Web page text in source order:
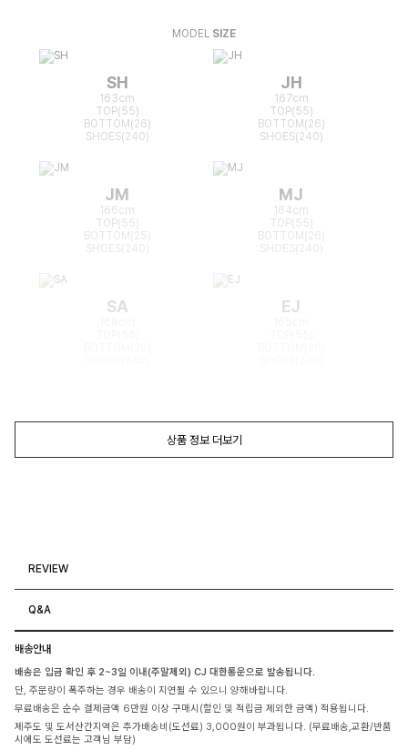
MODEL SIZE
SH
163cm
TOP(55)
BOTTOM(26)
SHOES(240)
JH
167cm
TOP(55)
BOTTOM(26)
SHOES(240)
JM
166cm
TOP(55)
BOTTOM(25)
MJ
164cm
TOP(55)
BOTTOM(26)
SA EJ
상품 정보 더보기
REVIEW
Q&A
배송안내
배송은 입금 확인 후 2~3일 이내(주말제외) CJ 대한통운으로 발송됩니다.
단, 주문량이 폭주하는 경우 배송이 지연될 수 있으니 양해바랍니다.
무료배송은 순수 결제금액 6만원 이상 구매시(할인 및 적립금 제외한 금액) 적용됩니다.
제주도 및 도서산간지역은 추가배송비(도선료) 3,000원이 부과됩니다. (무료배송,교환/반품
시에도 도선료는 고객님 부담)